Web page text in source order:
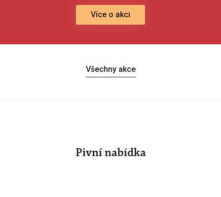
Více o akci
Všechny akce
Pivní nabídka